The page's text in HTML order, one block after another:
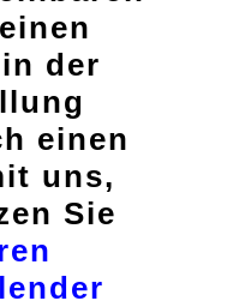
der
einen
uns,
Sie